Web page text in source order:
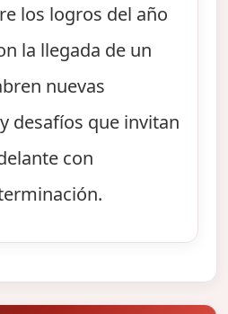
los logros del año
la llegada de un
nuevas
desafíos que invitan
con